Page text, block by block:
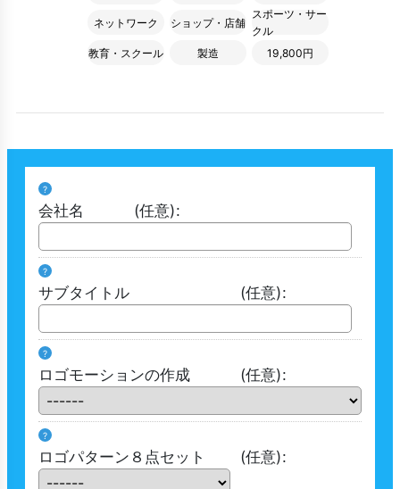
ネットワーク ショップ・店舗
スポーツ・サー
クル
教育・スクール
製造 19,800円
?
会社名 (任意):
?
サブタイトル (任意):
?
ロゴモーションの作成 (任意):
?
ロゴパターン８点セット (任意):